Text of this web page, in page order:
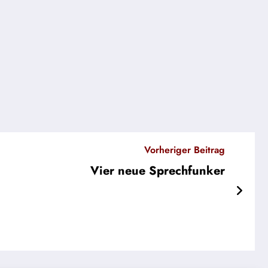
Vorheriger Beitrag
Vier neue Sprechfunker